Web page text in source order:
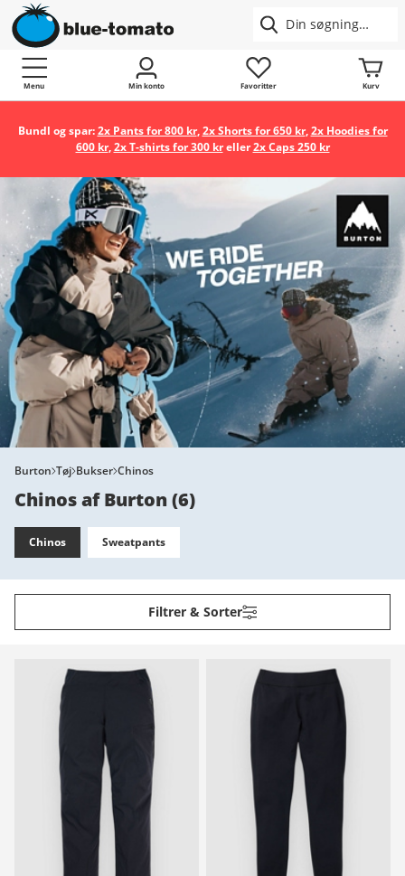
Menu Min konto Favoritter Kurv
Bundl og spar:2x Pants for 800 kr,2x Shorts for 650 kr,2x Hoodies for
600 kr,2x T-shirts for 300 kreller2x Caps 250 kr
Burton Tøj Bukser Chinos
Chinos af Burton(6)
Chinos Sweatpants
Filtrer & Sorter